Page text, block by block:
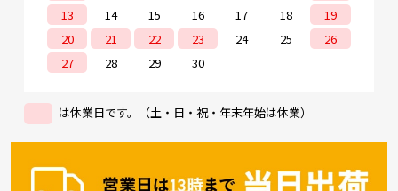
13
14 15 16 17 18
19
20
21 22 23 24 25
26
27
28 29 30
は休業日です。（土・日・祝・年末年始は休業）